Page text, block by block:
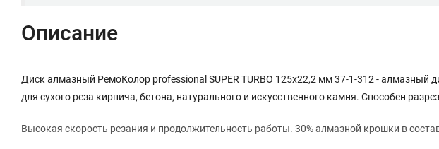
Описание
Диск алмазный РемоКолор professional SUPER TURBO 125х22,2 мм 37-1-312 - алмазный
для сухого реза кирпича, бетона, натурального и искусственного камня. Способен
Высокая скорость резания и продолжительность работы. 30% алмазной крошки в